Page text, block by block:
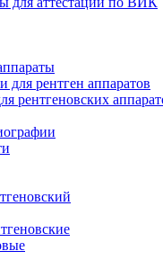
рентген аппаратов
рентгеновских